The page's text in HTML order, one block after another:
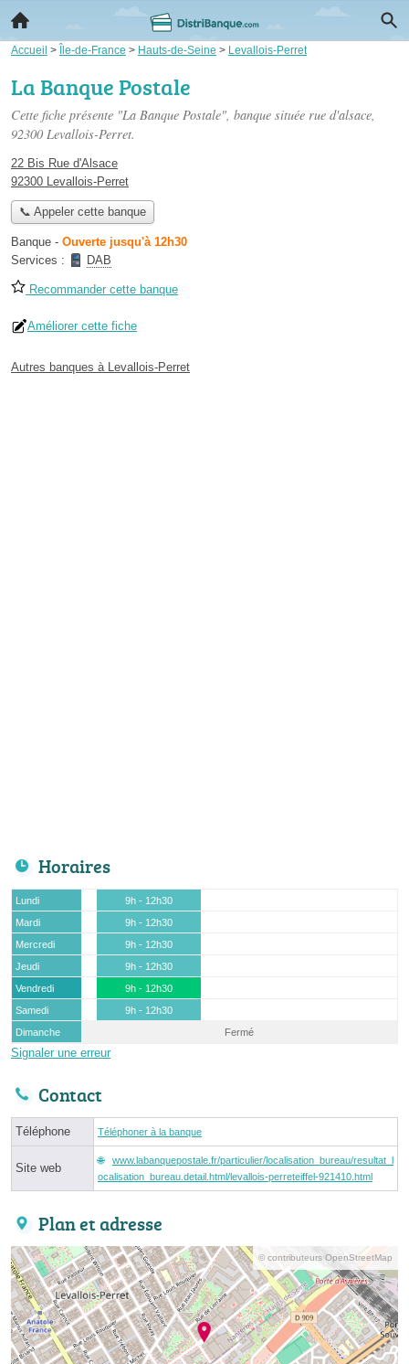
Accueil > Île-de-France > Hauts-de-Seine > Levallois-Perret
La Banque Postale
Cette fiche présente "La Banque Postale", banque située rue d'alsace,
92300 Levallois-Perret.
22 Bis Rue d'Alsace
92300 Levallois-Perret
📞 Appeler cette banque
Banque - Ouverte jusqu'à 12h30
Services :
DAB
Recommander cette banque
Améliorer cette fiche
Autres banques à Levallois-Perret
Horaires
Lundi
9h - 12h30
Mardi
9h - 12h30
Mercredi
9h - 12h30
Jeudi
9h - 12h30
Vendredi
9h - 12h30
Samedi
9h - 12h30
Dimanche
Fermé
Signaler une erreur
Contact
Téléphone Téléphoner à la banque
Site web
www.labanquepostale.fr/particulier/localisation_bureau/resultat_l
ocalisation_bureau.detail.html/levallois-perreteiffel-921410.html
Plan et adresse
© contributeurs OpenStreetMap